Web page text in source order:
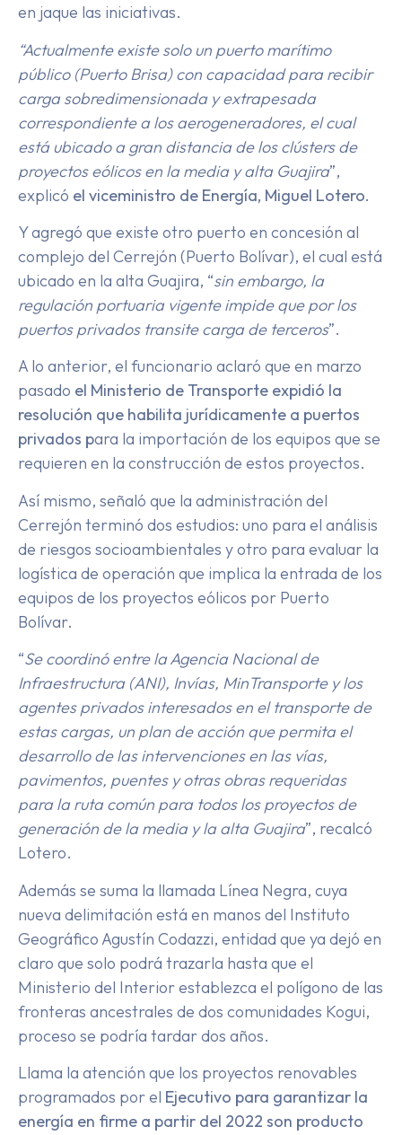
en jaque las iniciativas.
“Actualmente existe solo un puerto marítimo
público (Puerto Brisa) con capacidad para recibir
carga sobredimensionada y extrapesada
correspondiente a los aerogeneradores, el cual
está ubicado a gran distancia de los clústers de
proyectos eólicos en la media y alta Guajira”,
explicó el viceministro de Energía, Miguel Lotero.
Y agregó que existe otro puerto en concesión al
complejo del Cerrejón (Puerto Bolívar), el cual está
ubicado en la alta Guajira, “sin embargo, la
regulación portuaria vigente impide que por los
puertos privados transite carga de terceros”.
A lo anterior, el funcionario aclaró que en marzo
pasado el Ministerio de Transporte expidió la
resolución que habilita jurídicamente a puertos
privados para la importación de los equipos que se
requieren en la construcción de estos proyectos.
Así mismo, señaló que la administración del
Cerrejón terminó dos estudios: uno para el análisis
de riesgos socioambientales y otro para evaluar la
logística de operación que implica la entrada de los
equipos de los proyectos eólicos por Puerto
Bolívar.
“Se coordinó entre la Agencia Nacional de
Infraestructura (ANI), Invías, MinTransporte y los
agentes privados interesados en el transporte de
estas cargas, un plan de acción que permita el
desarrollo de las intervenciones en las vías,
pavimentos, puentes y otras obras requeridas
para la ruta común para todos los proyectos de
generación de la media y la alta Guajira”, recalcó
Lotero.
Además se suma la llamada Línea Negra, cuya
nueva delimitación está en manos del Instituto
Geográfico Agustín Codazzi, entidad que ya dejó en
claro que solo podrá trazarla hasta que el
Ministerio del Interior establezca el polígono de las
fronteras ancestrales de dos comunidades Kogui,
proceso se podría tardar dos años.
Llama la atención que los proyectos renovables
programados por el Ejecutivo para garantizar la
energía en firme a partir del 2022 son producto